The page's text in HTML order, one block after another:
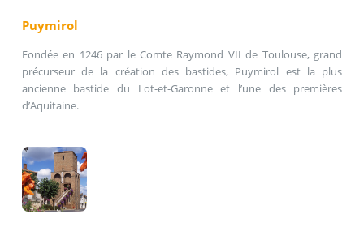
Puymirol
Fondée en 1246 par le Comte Raymond VII de Toulouse, grand
précurseur de la création des bastides, Puymirol est la plus
ancienne bastide du Lot-et-Garonne et l’une des premières
d’Aquitaine.